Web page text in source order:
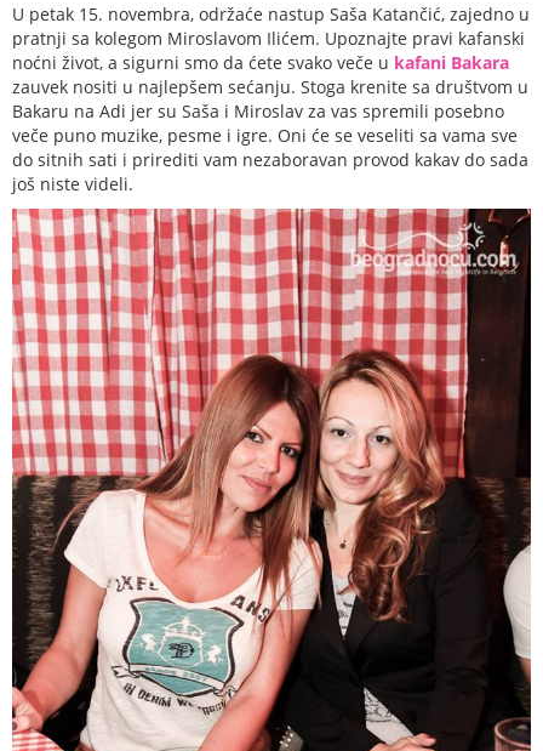
U petak 15. novembra, održaće nastup Saša Katančić, zajedno u
pratnji sa kolegom Miroslavom Ilićem. Upoznajte pravi kafanski
noćni život, a sigurni smo da ćete svako veče u kafani Bakara
zauvek nositi u najlepšem sećanju. Stoga krenite sa društvom u
Bakaru na Adi jer su Saša i Miroslav za vas spremili posebno
veče puno muzike, pesme i igre. Oni će se veseliti sa vama sve
do sitnih sati i prirediti vam nezaboravan provod kakav do sada
još niste videli.